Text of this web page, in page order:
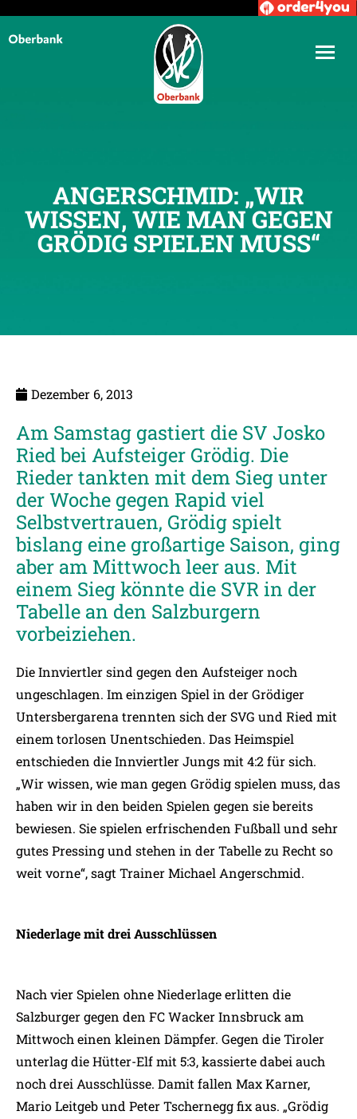
ANGERSCHMID: „WIR
WISSEN, WIE MAN GEGEN
GRÖDIG SPIELEN MUSS“
Dezember 6, 2013
Am Samstag gastiert die SV Josko
Ried bei Aufsteiger Grödig. Die
Rieder tankten mit dem Sieg unter
der Woche gegen Rapid viel
Selbstvertrauen, Grödig spielt
bislang eine großartige Saison, ging
aber am Mittwoch leer aus. Mit
einem Sieg könnte die SVR in der
Tabelle an den Salzburgern
vorbeiziehen.
Die Innviertler sind gegen den Aufsteiger noch
ungeschlagen. Im einzigen Spiel in der Grödiger
Untersbergarena trennten sich der SVG und Ried mit
einem torlosen Unentschieden. Das Heimspiel
entschieden die Innviertler Jungs mit 4:2 für sich.
„Wir wissen, wie man gegen Grödig spielen muss, das
haben wir in den beiden Spielen gegen sie bereits
bewiesen. Sie spielen erfrischenden Fußball und sehr
gutes Pressing und stehen in der Tabelle zu Recht so
weit vorne“, sagt Trainer Michael Angerschmid.
Niederlage mit drei Ausschlüssen
Nach vier Spielen ohne Niederlage erlitten die
Salzburger gegen den FC Wacker Innsbruck am
Mittwoch einen kleinen Dämpfer. Gegen die Tiroler
unterlag die Hütter-Elf mit 5:3, kassierte dabei auch
noch drei Ausschlüsse. Damit fallen Max Karner,
Mario Leitgeb und Peter Tschernegg fix aus. „Grödig